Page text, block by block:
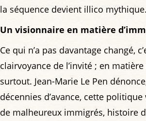
la séquence devient illico mythique.
Un visionnaire en matière
Ce qui n’a pas davantage changé,
clairvoyance de l’invité ; en
surtout. Jean-Marie Le Pen
décennies d’avance, cette
de malheureux immigrés, histoire